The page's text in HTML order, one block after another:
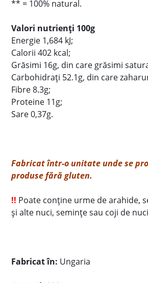
** = 100% natural.
Valori nutrienți 100g
Energie 1,684 kJ;
Calorii 402 kcal;
Grăsimi 16g, din care grăsimi
Carbohidrați 52.1g, din care
Fibre 8.3g;
Proteine 11g;
Sare 0,37g.
Fabricat într-o unitate unde se
produse fără gluten.
!! Poate conține urme de arahide,
și alte nuci, semințe sau coji de nuci
Fabricat în: Ungaria